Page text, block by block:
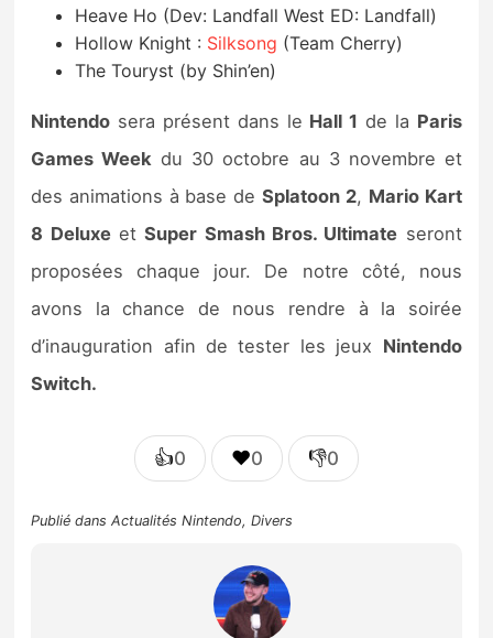
Heave Ho (Dev: Landfall West ED: Landfall)
Hollow Knight : Silksong (Team Cherry)
The Touryst (by Shin’en)
Nintendo sera présent dans le Hall 1 de la Paris
Games Week du 30 octobre au 3 novembre et
des animations à base de Splatoon 2, Mario Kart
8 DeluxeetSuper Smash Bros. Ultimate seront
proposées chaque jour. De notre côté, nous
avons la chance de nous rendre à la soirée
d’inauguration afin de tester les jeux Nintendo
Switch.
👍0 ❤️0 👎0
Publié dansActualités Nintendo,Divers